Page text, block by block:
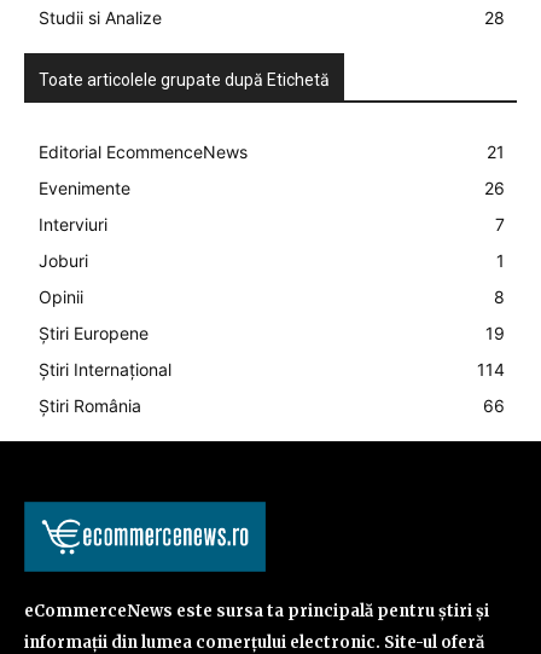
Studii si Analize
28
Toate articolele grupate după Etichetă
Editorial EcommenceNews
21
Evenimente
26
Interviuri
7
Joburi
1
Opinii
8
Știri Europene
19
Știri Internațional
114
Știri România
66
eCommerceNews este sursa ta principală pentru știri și
informații din lumea comerțului electronic. Site-ul oferă